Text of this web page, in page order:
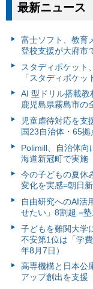
最新ニュース
富⼠ソフト、教育
登校支援が大府市
スタディポケット
「スタディポケッ
AI 型ドリル搭載教
鹿児島県霧島市の
児童虐待対応を支
国23自治体・65拠
Polimill、自治体
海道新冠町で実施
今の子どもの夏休
変化を実感=朝日
自由研究へのAI活
せたい」8割超 =
子どもを難関大学
不安第1位は「学
年8月7日）
高専機構と日本公
アップ創出を支援